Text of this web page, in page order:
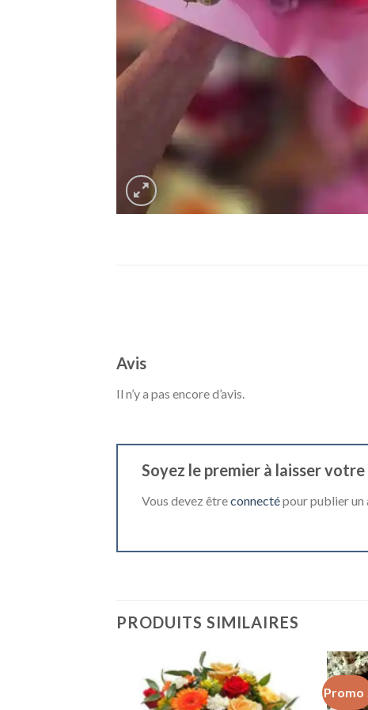
Avis
Il n’y a pas encore d’avis.
Soyez le premier à laisser votre
Vous devez êtreconnectépour publier un
PRODUITS SIMILAIRES
Promo